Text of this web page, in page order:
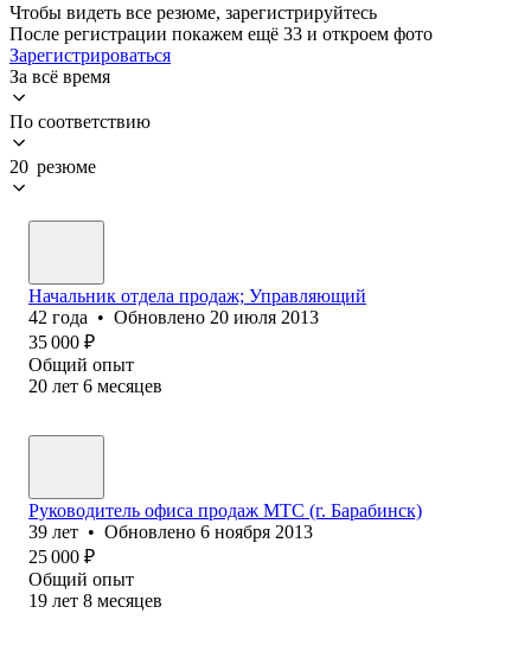
Чтобы видеть все резюме, зарегистрируйтесь
После регистрации покажем ещё 33 и откроем фото
Зарегистрироваться
За всё время
По соответствию
20 резюме
Начальник отдела продаж; Управляющий
42 года • Обновлено 20 июля 2013
35 000 ₽
Общий опыт
20 лет 6 месяцев
Руководитель офиса продаж МТС (г. Барабинск)
39 лет • Обновлено 6 ноября 2013
25 000 ₽
Общий опыт
19 лет 8 месяцев